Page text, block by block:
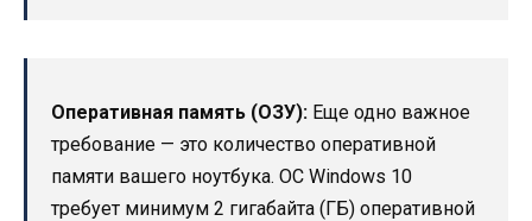
Оперативная память (ОЗУ): Еще одно важное
требование — это количество оперативной
памяти вашего ноутбука. ОС Windows 10
требует минимум 2 гигабайта (ГБ) оперативной